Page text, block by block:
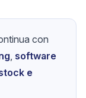
con
, software
e